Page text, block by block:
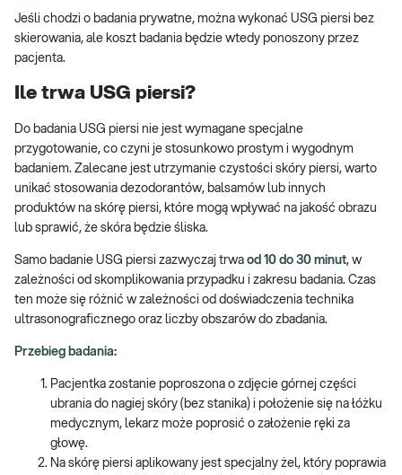
Jeśli chodzi o badania prywatne, można wykonać USG piersi bez
skierowania, ale koszt badania będzie wtedy ponoszony przez
pacjenta.
Ile trwa USG piersi?
Do badania USG piersi nie jest wymagane specjalne
przygotowanie, co czyni je stosunkowo prostym i wygodnym
badaniem. Zalecane jest utrzymanie czystości skóry piersi, warto
unikać stosowania dezodorantów, balsamów lub innych
produktów na skórę piersi, które mogą wpływać na jakość obrazu
lub sprawić, że skóra będzie śliska.
Samo badanie USG piersi zazwyczaj trwa od 10 do 30 minut, w
zależności od skomplikowania przypadku i zakresu badania. Czas
ten może się różnić w zależności od doświadczenia technika
ultrasonograficznego oraz liczby obszarów do zbadania.
Przebieg badania:
Pacjentka zostanie poproszona o zdjęcie górnej części
ubrania do nagiej skóry (bez stanika) i położenie się na łóżku
medycznym, lekarz może poprosić o założenie ręki za
głowę.
Na skórę piersi aplikowany jest specjalny żel, który poprawia